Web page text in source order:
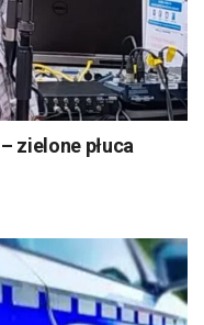
zielone płuca